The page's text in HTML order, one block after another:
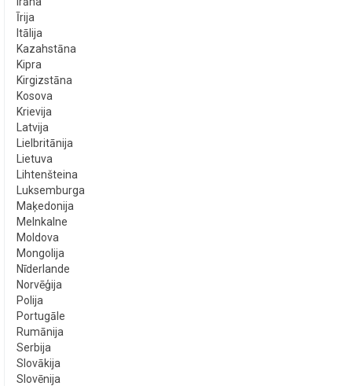
Īrija
Itālija
Kazahstāna
Kipra
Kirgizstāna
Kosova
Krievija
Latvija
Lielbritānija
Lietuva
Lihtenšteina
Luksemburga
Maķedonija
Melnkalne
Moldova
Mongolija
Nīderlande
Norvēģija
Polija
Portugāle
Rumānija
Serbija
Slovākija
Slovēnija